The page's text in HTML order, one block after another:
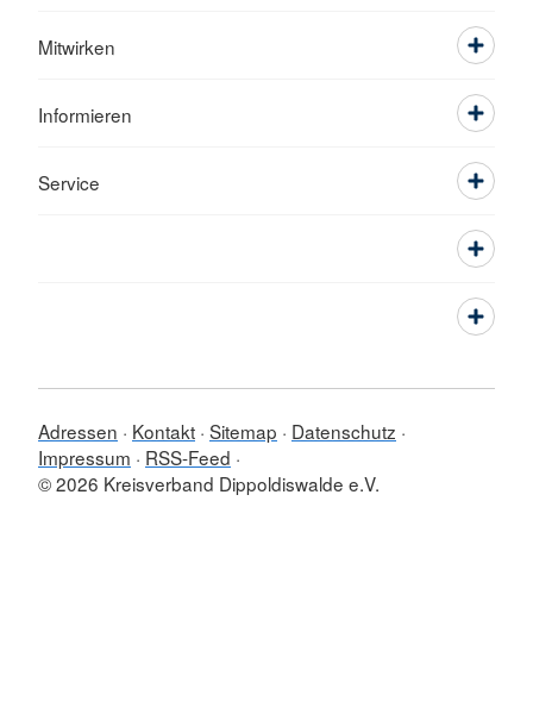
Mitwirken
Informieren
Service
Adressen Kontakt Sitemap
Datenschutz
Impressum
RSS-Feed
© 2026 Kreisverband Dippoldiswalde e.V.